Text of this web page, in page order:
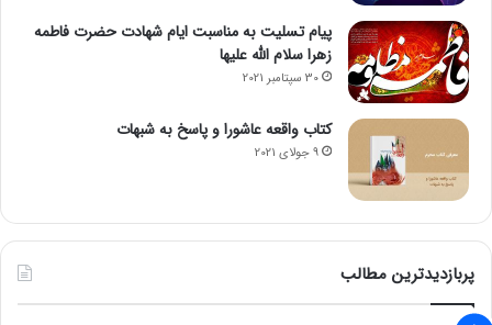
پیام تسلیت به مناسبت ایام شهادت حضرت فاطمه
زهرا سلام الله علیها
30 سپتامبر 2021
کتاب واقعه عاشورا و پاسخ به شبهات
9 جولای 2021
پربازدیدترین مطالب